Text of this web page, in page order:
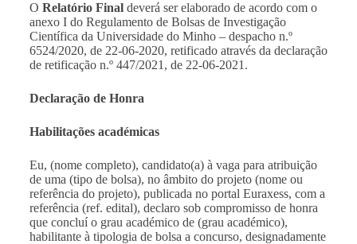
O Relatório Finaldeverá ser elaborado de acordo com o
anexo I do Regulamento de Bolsas de Investigação
Científica da Universidade do Minho – despacho n.º
6524/2020, de 22-06-2020, retificado através da declaração
de retificação n.º 447/2021, de 22-06-2021.
Declaração de Honra
Habilitações académicas
Eu, (nome completo), candidato(a) à vaga para atribuição
de uma (tipo de bolsa), no âmbito do projeto (nome ou
referência do projeto), publicada no portal Euraxess, com a
referência (ref. edital), declaro sob compromisso de honra
que concluí o grau académico de (grau académico),
habilitante à tipologia de bolsa a concurso, designadamente